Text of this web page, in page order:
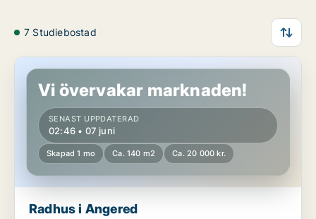
7 Studiebostad
Radhus i Angered
Vi övervakar marknaden!
SENAST UPPDATERAD
02:46 • 07 juni
Skapad 1 mo Ca. 140 m2 Ca. 20 000 kr.
Radhus i Angered